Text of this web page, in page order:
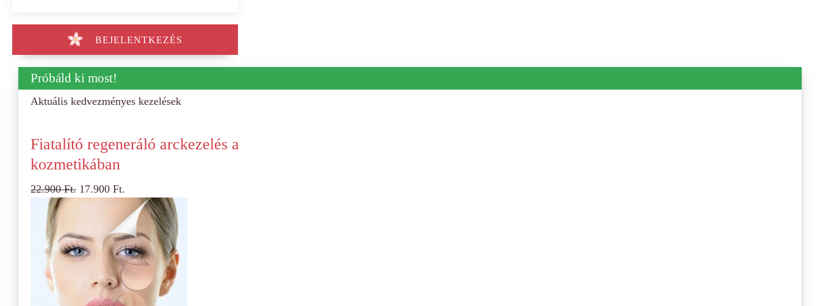
BEJELENTKEZÉS
Próbáld ki most!
Aktuális kedvezményes kezelések
Fiatalító regeneráló arckezelés a
kozmetikában
22.900Ft. 17.900 Ft.